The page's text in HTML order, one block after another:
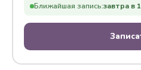
Ближайшая запись:завтра в